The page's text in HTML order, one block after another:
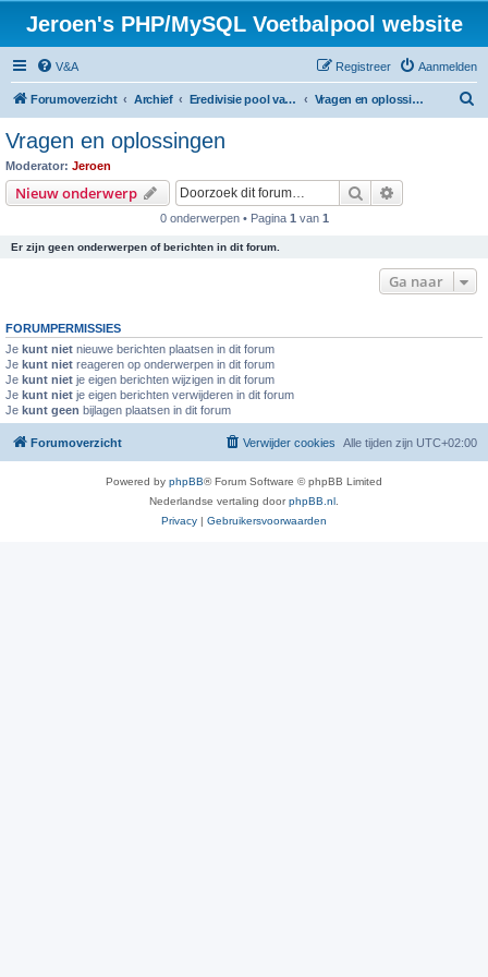
Jeroen's PHP/MySQL Voetbalpool website
V&A Aanmelden
Registreer
Forumoverzicht Archief Eredivisie pool variant seizoen 2014 / 2015 Vragen en oplossingen
Vragen en oplossingen
Moderator: Jeroen
Nieuw onderwerp Zoek
0 onderwerpen • Pagina 1 van 1
Er zijn geen onderwerpen of berichten in dit forum.
Ga naar
FORUMPERMISSIES
Je kunt niet nieuwe berichten plaatsen in dit forum
Je kunt niet reageren op onderwerpen in dit forum
Je kunt niet je eigen berichten wijzigen in dit forum
Je kunt niet je eigen berichten verwijderen in dit forum
Je kunt geen bijlagen plaatsen in dit forum
Forumoverzicht Alle tijden zijn UTC+02:00
Verwijder cookies
Powered by phpBB® Forum Software © phpBB Limited
Nederlandse vertaling doorphpBB.nl
Privacy | Gebruikersvoorwaarden